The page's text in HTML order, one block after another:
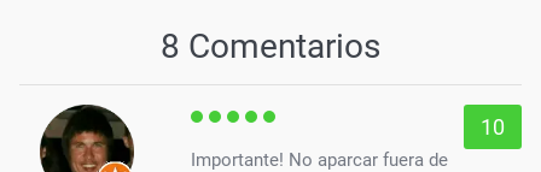
8 Comentarios
10
Importante! No aparcar fuera de